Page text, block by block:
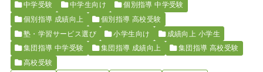
中学受験 中学生向け
個別指導 中学受験
個別指導 成績向上
個別指導 高校受験
塾・学習サービス選び
小学生向け
成績向上 小学生
集団指導 中学受験
集団指導 成績向上
集団指導 高校受験
高校受験